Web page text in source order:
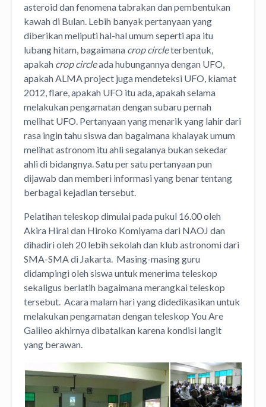
asteroid dan fenomena tabrakan dan pembentukan
kawah di Bulan. Lebih banyak pertanyaan yang
diberikan meliputi hal-hal umum seperti apa itu
lubang hitam, bagaimana crop circleterbentuk,
apakah crop circleada hubungannya dengan UFO,
apakah ALMA project juga mendeteksi UFO, kiamat
2012, flare, apakah UFO itu ada, apakah selama
melakukan pengamatan dengan subaru pernah
melihat UFO. Pertanyaan yang menarik yang lahir dari
rasa ingin tahu siswa dan bagaimana khalayak umum
melihat astronom itu ahli segalanya bukan sekedar
ahli di bidangnya. Satu per satu pertanyaan pun
dijawab dan memberi informasi yang benar tentang
berbagai kejadian tersebut.
Pelatihan teleskop dimulai pada pukul 16.00 oleh
Akira Hirai dan Hiroko Komiyama dari NAOJ dan
dihadiri oleh 20 lebih sekolah dan klub astronomi dari
SMA-SMA di Jakarta. Masing-masing guru
didampingi oleh siswa untuk menerima teleskop
sekaligus berlatih bagaimana merangkai teleskop
tersebut. Acara malam hari yang didedikasikan untuk
melakukan pengamatan dengan teleskop You Are
Galileo akhirnya dibatalkan karena kondisi langit
yang berawan.